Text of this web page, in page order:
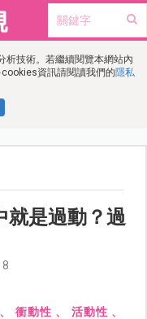
析技術。若繼續閱覽本網站內
資訊請閱讀我們的隱私
就是過動？過
、 衝動性 、 活動性 、